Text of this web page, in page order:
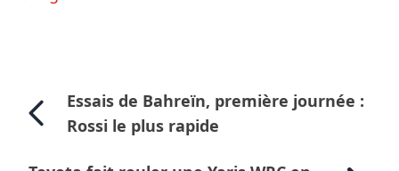
Essais de Bahreïn, première journée :
Rossi le plus rapide